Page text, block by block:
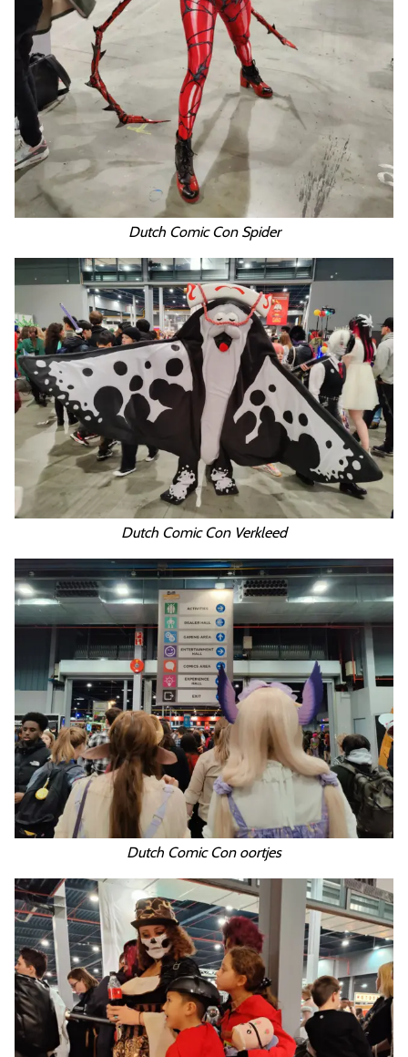
Dutch Comic Con Spider
Dutch Comic Con Verkleed
Dutch Comic Con oortjes